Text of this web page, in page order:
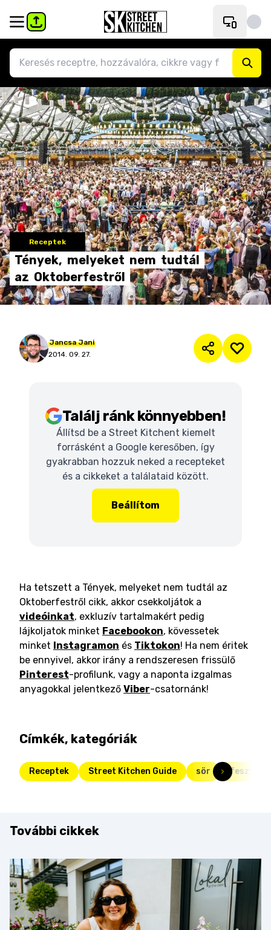
Receptek
Tények, melyeket nem tudtál
az Oktoberfestről
Jancsa Jani
2014. 09. 27.
Találj ránk könnyebben!
Állítsd be a Street Kitchent kiemelt
forrásként a Google keresőben, így
gyakrabban hozzuk neked a recepteket
és a cikkeket a találataid között.
Beállítom
Ha tetszett a Tények, melyeket nem tudtál az
Oktoberfestről cikk, akkor csekkoljátok a
videóinkat, exkluzív tartalmakért pedig
lájkoljatok minket Facebookon, kövessetek
minket Instagramon és Tiktokon! Ha nem éritek
be ennyivel, akkor irány a rendszeresen frissülő
Pinterest-profilunk, vagy a naponta izgalmas
anyagokkal jelentkező Viber-csatornánk!
Címkék, kategóriák
Receptek Street Kitchen Guide sör fesztivál
További cikkek